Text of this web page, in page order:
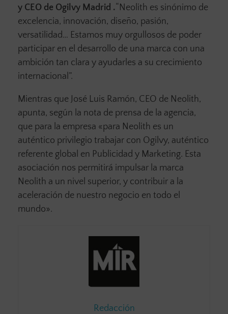
y CEO de Ogilvy Madrid .“Neolith es sinónimo de
excelencia, innovación, diseño, pasión,
versatilidad… Estamos muy orgullosos de poder
participar en el desarrollo de una marca con una
ambición tan clara y ayudarles a su crecimiento
internacional”.
Mientras que José Luis Ramón, CEO de Neolith,
apunta, según la nota de prensa de la agencia,
que para la empresa «para Neolith es un
auténtico privilegio trabajar con Ogilvy, auténtico
referente global en Publicidad y Marketing. Esta
asociación nos permitirá impulsar la marca
Neolith a un nivel superior, y contribuir a la
aceleración de nuestro negocio en todo el
mundo».
Redacción